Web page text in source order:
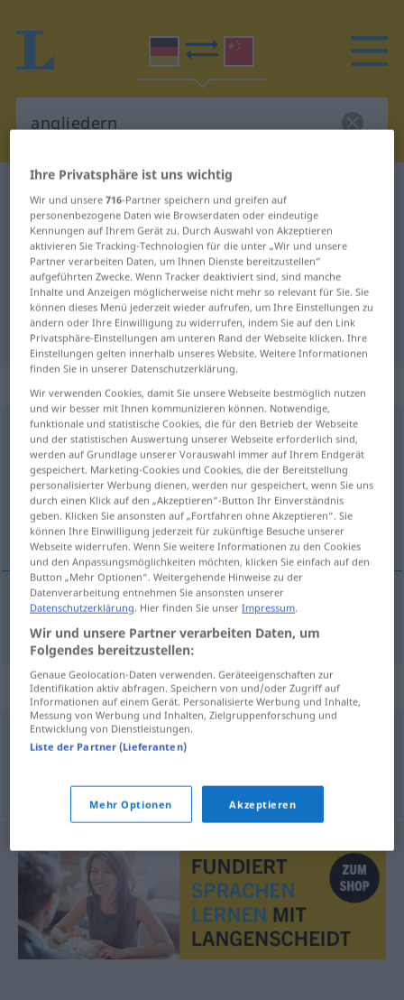
Deutsch-Chinesisch Übersetzung
für "angliedern"
"angliedern" Chinesisch
Übersetzung
„angliedern“ : transitives Verb
angliedernv/t
Übersicht aller Übersetzungen
(Für mehr Details die Übersetzung anklicken/antippen)
合并
Synonyme für "angliedern"
besetzen,annektieren,(sich) aneignen
© OpenThesaurus.de
Ihre Privatsphäre ist uns wichtig
Wir und unsere716-Partner speichern und greifen auf
personenbezogene Daten wie Browserdaten oder eindeutige
Kennungen auf Ihrem Gerät zu. Durch Auswahl von Akzeptieren
aktivieren Sie Tracking-Technologien für die unter „Wir und unsere
Partner verarbeiten Daten, um Ihnen Dienste bereitzustellen“
aufgeführten Zwecke. Wenn Tracker deaktiviert sind, sind manche
Inhalte und Anzeigen möglicherweise nicht mehr so relevant für Sie. Sie
können dieses Menü jederzeit wieder aufrufen, um Ihre Einstellungen zu
ändern oder Ihre Einwilligung zu widerrufen, indem Sie auf den Link
Privatsphäre-Einstellungen am unteren Rand der Webseite klicken. Ihre
Einstellungen gelten innerhalb unseres Website. Weitere Informationen
finden Sie in unserer Datenschutzerklärung.
Wir verwenden Cookies, damit Sie unsere Webseite bestmöglich nutzen
und wir besser mit Ihnen kommunizieren können. Notwendige,
funktionale und statistische Cookies, die für den Betrieb der Webseite
und der statistischen Auswertung unserer Webseite erforderlich sind,
werden auf Grundlage unserer Vorauswahl immer auf Ihrem Endgerät
gespeichert. Marketing-Cookies und Cookies, die der Bereitstellung
personalisierter Werbung dienen, werden nur gespeichert, wenn Sie uns
durch einen Klick auf den „Akzeptieren“-Button Ihr Einverständnis
geben. Klicken Sie ansonsten auf „Fortfahren ohne Akzeptieren“. Sie
können Ihre Einwilligung jederzeit für zukünftige Besuche unserer
Webseite widerrufen. Wenn Sie weitere Informationen zu den Cookies
und den Anpassungsmöglichkeiten möchten, klicken Sie einfach auf den
Button „Mehr Optionen“. Weitergehende Hinweise zu der
Datenverarbeitung entnehmen Sie ansonsten unserer
Datenschutzerklärung. Hier finden Sie unserImpressum.
Wir und unsere Partner verarbeiten Daten, um
Folgendes bereitzustellen:
Genaue Geolocation-Daten verwenden. Geräteeigenschaften zur
Identifikation aktiv abfragen. Speichern von und/oder Zugriff auf
Informationen auf einem Gerät. Personalisierte Werbung und Inhalte,
Messung von Werbung und Inhalten, Zielgruppenforschung und
Entwicklung von Dienstleistungen.
Liste der Partner (Lieferanten)
Mehr Optionen Akzeptieren